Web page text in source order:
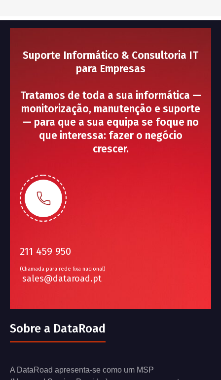
Suporte Informático & Consultoria IT
para Empresas
Tratamos de toda a sua informática —
monitorização, manutenção e suporte
— para que a sua equipa se foque no
que interessa: fazer o negócio
crescer.
211 459 950
(Chamada para rede fixa nacional)
sales@dataroad.pt
Sobre a DataRoad
A DataRoad apresenta-se como um MSP